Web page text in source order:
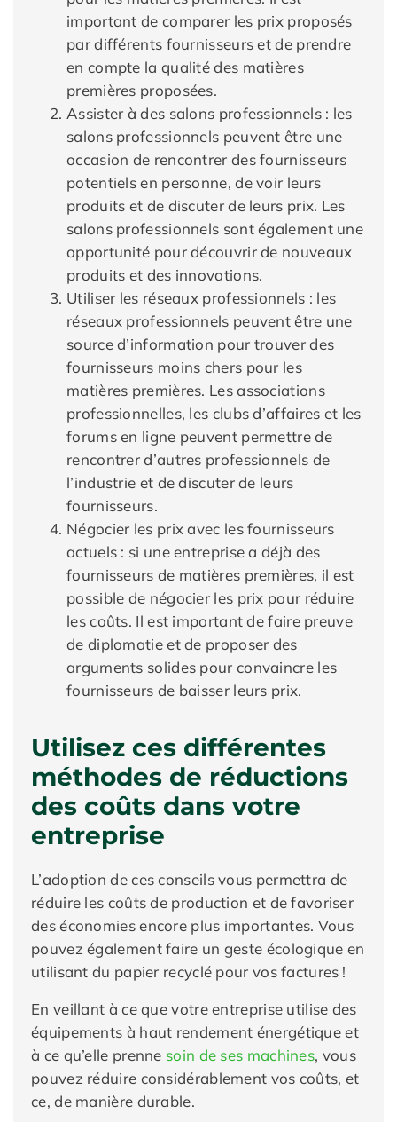
important de comparer les prix proposés
par différents fournisseurs et de prendre
en compte la qualité des matières
premières proposées.
Assister à des salons professionnels : les
salons professionnels peuvent être une
occasion de rencontrer des fournisseurs
potentiels en personne, de voir leurs
produits et de discuter de leurs prix. Les
salons professionnels sont également une
opportunité pour découvrir de nouveaux
produits et des innovations.
Utiliser les réseaux professionnels : les
réseaux professionnels peuvent être une
source d’information pour trouver des
fournisseurs moins chers pour les
matières premières. Les associations
professionnelles, les clubs d’affaires et les
forums en ligne peuvent permettre de
rencontrer d’autres professionnels de
l’industrie et de discuter de leurs
fournisseurs.
Négocier les prix avec les fournisseurs
actuels : si une entreprise a déjà des
fournisseurs de matières premières, il est
possible de négocier les prix pour réduire
les coûts. Il est important de faire preuve
de diplomatie et de proposer des
arguments solides pour convaincre les
fournisseurs de baisser leurs prix.
Utilisez ces différentes
méthodes de réductions
des coûts dans votre
entreprise
L’adoption de ces conseils vous permettra de
réduire les coûts de production et de favoriser
des économies encore plus importantes. Vous
pouvez également faire un geste écologique en
utilisant du papier recyclé pour vos factures !
En veillant à ce que votre entreprise utilise des
équipements à haut rendement énergétique et
à ce qu’elle prenne soin de ses machines, vous
pouvez réduire considérablement vos coûts, et
ce, de manière durable.